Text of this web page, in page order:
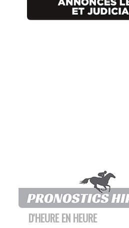
D'HEURE EN HEURE